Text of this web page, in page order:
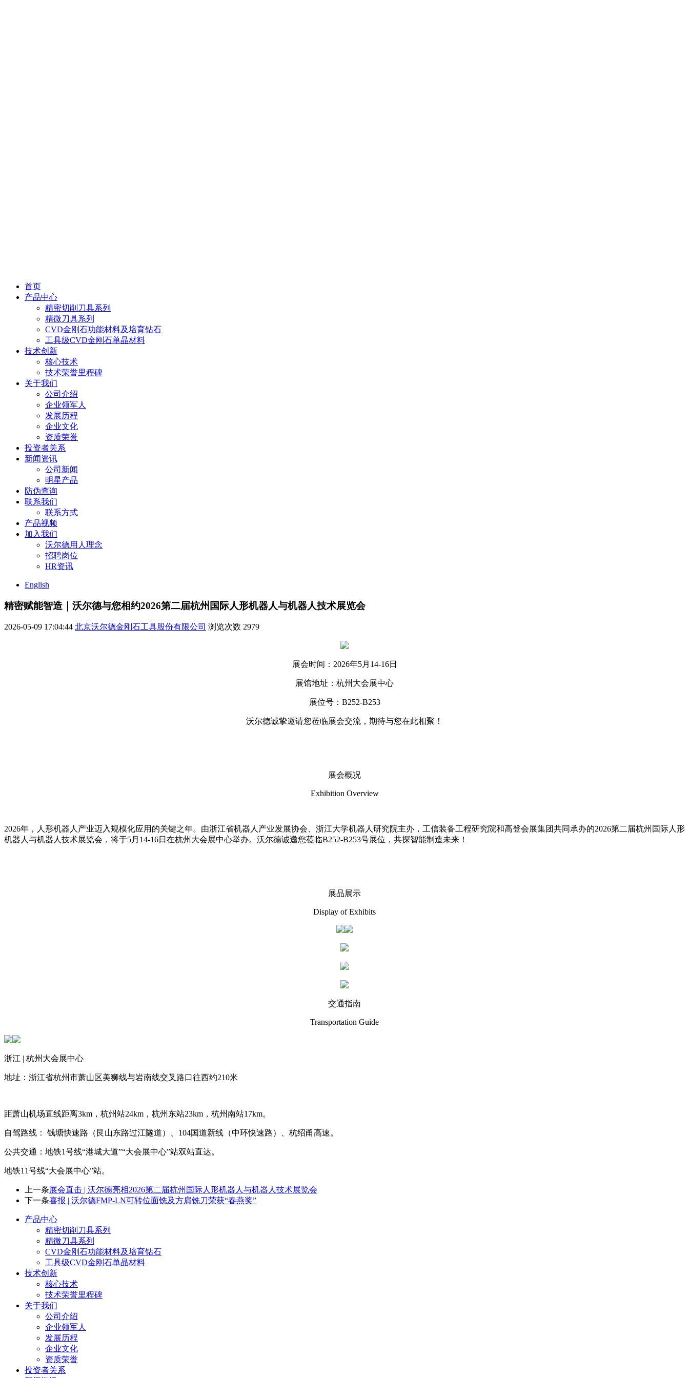
首页
产品中心
精密切削刀具系列
精微刀具系列
CVD金刚石功能材料及培育钻石
工具级CVD金刚石单晶材料
技术创新
核心技术
技术荣誉里程碑
关于我们
公司介绍
企业领军人
发展历程
企业文化
资质荣誉
投资者关系
新闻资讯
公司新闻
明星产品
防伪查询
联系我们
联系方式
产品视频
加入我们
沃尔德用人理念
招聘岗位
HR资讯
English
精密赋能智造｜沃尔德与您相约2026第二届杭州国际人形机器人与机器人技术展览会
2026-05-09 17:04:44 北京沃尔德金刚石工具股份有限公司 浏览次数 2979
展会时间：2026年5月14-16日
展馆地址：杭州大会展中心
展位号：B252-B253
沃尔德诚挚邀请您莅临展会交流，期待与您在此相聚！
展会概况
Exhibition Overview
2026年，人形机器人产业迈入规模化应用的关键之年。由浙江省机器人产业发展协会、浙江大学机器人研究院主办，工信装备工程研究院和高登会展集团共同承办的2026第二届杭州国际人形
机器人与机器人技术展览会，将于5月14-16日在杭州大会展中心举办。沃尔德诚邀您莅临B252-B253号展位，共探智能制造未来！
展品展示
Display of Exhibits
交通指南
Transportation Guide
浙江 | 杭州大会展中心
地址：浙江省杭州市萧山区美狮线与岩南线交叉路口往西约210米
距萧山机场直线距离3km，杭州站24km，杭州东站23km，杭州南站17km。
自驾路线： 钱塘快速路（艮山东路过江隧道）、104国道新线（中环快速路）、杭绍甬高速。
公共交通：地铁1号线“港城大道”“大会展中心”站双站直达。
地铁11号线“大会展中心”站。
上一条展会直击 | 沃尔德亮相2026第二届杭州国际人形机器人与机器人技术展览会
下一条喜报 | 沃尔德FMP-LN可转位面铣及方肩铣刀荣获“春燕奖”
产品中心
精密切削刀具系列
精微刀具系列
CVD金刚石功能材料及培育钻石
工具级CVD金刚石单晶材料
技术创新
核心技术
技术荣誉里程碑
关于我们
公司介绍
企业领军人
发展历程
企业文化
资质荣誉
投资者关系